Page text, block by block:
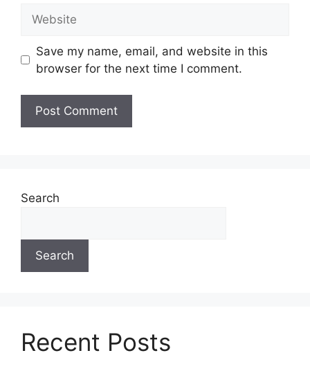
Save my name, email, and website in this
browser for the next time I comment.
Search
Search
Recent Posts